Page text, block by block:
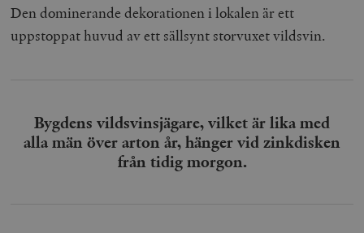
Den dominerande dekorationen i lokalen är ett
uppstoppat huvud av ett sällsynt storvuxet vildsvin.
Bygdens vildsvinsjägare, vilket är lika med
alla män över arton år, hänger vid zinkdisken
från tidig morgon.